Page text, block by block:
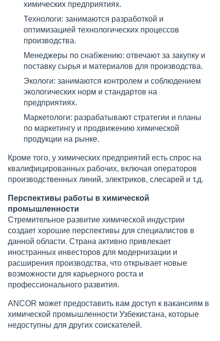
химических предприятиях.
Технологи: занимаются разработкой и
оптимизацией технологических процессов
производства.
Менеджеры по снабжению: отвечают за закупку и
поставку сырья и материалов для производства.
Экологи: занимаются контролем и соблюдением
экологических норм и стандартов на
предприятиях.
Маркетологи: разрабатывают стратегии и планы
по маркетингу и продвижению химической
продукции на рынке.
Кроме того, у химических предприятий есть спрос на
квалифицированных рабочих, включая операторов
производственных линий, электриков, слесарей и т.д.
Перспективы работы в химической
промышленности
Стремительное развитие химической индустрии
создает хорошие перспективы для специалистов в
данной области. Страна активно привлекает
иностранных инвесторов для модернизации и
расширения производства, что открывает новые
возможности для карьерного роста и
профессионального развития.
ANCOR может предоставить вам доступ к вакансиям в
химической промышленности Узбекистана, которые
недоступны для других соискателей.